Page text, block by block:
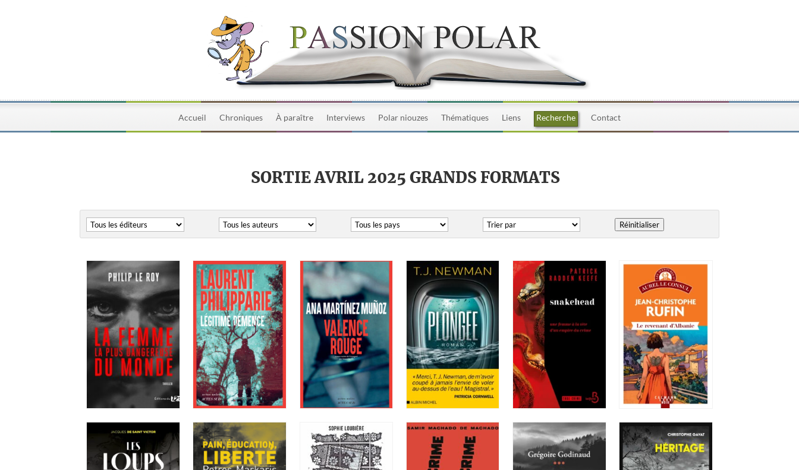
Accueil Chroniques À paraître Interviews Polar niouzes Thématiques Liens Recherche Contact
SORTIE AVRIL 2025 GRANDS FORMATS
Réinitialiser